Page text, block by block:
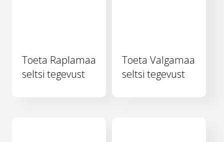
Toeta Raplamaa
seltsi tegevust
Toeta Valgamaa
seltsi tegevust